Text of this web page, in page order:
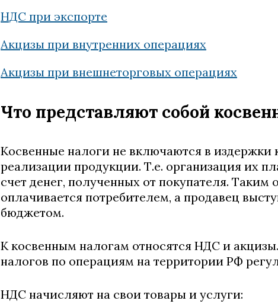
НДС при экспорте
Акцизы при внутренних операциях
Акцизы при внешнеторговых операциях
Что представляют собой
Косвенные налоги не включаются в издержки
реализации продукции. Т.е. организация их
счет денег, полученных от покупателя. Таким
оплачивается потребителем, а продавец
бюджетом.
К косвенным налогам относятся НДС и
налогов по операциям на территории РФ
НДС начисляют на свои товары и услуги: